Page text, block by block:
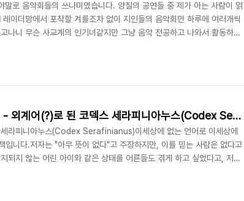
말로 음악회들의 쓰나미였습니다. 양질의 공연들 중 제가 아는 사람이 얽
이더망에서 포착할 겨를조차 없이 지인들의 음악회만 하루에 여러개씩
나니 무슨 사교계의 인기녀같지만 그냥 음악 전공하고 나와서 활동하는
수님의 추모음악회 형식의 공연이 열렸던 10월말은 체력이 고갈되어감
월 초의 어느 일요일, 홍대 클럽 "타"에선 범상치 않은 공..
세상에서 가장 이상한 책 - 외계어(?)로 된 코덱스 세라피니아누스(Codex Serafinianus)
라피니아누스(Codex Serafinianus)이세상에 없는 언어로 이세상에
입니다.저자는 "아무 뜻이 없다"고 주장하지만, 이를 믿는 사람은 없다고
되지 않는 어린 아이와 같은 상태를 어른들도 겪게 하고 싶었다고, 저자
에 판매가 되었다고 합니다. 이후 1983년판, 1993년, 2006년판이 있는